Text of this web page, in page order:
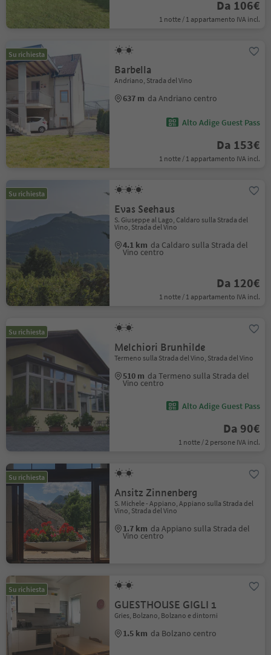
Da 106€
1 notte / 1 appartamento IVA incl.
Su richiesta
Barbella
Andriano, Strada del Vino
637 m da Andriano centro
Alto Adige Guest Pass
Da 153€
1 notte / 1 appartamento IVA incl.
Su richiesta
Evas Seehaus
S. Giuseppe al Lago, Caldaro sulla Strada del
Vino, Strada del Vino
4.1 km da Caldaro sulla Strada del
Vino centro
Da 120€
1 notte / 1 appartamento IVA incl.
Su richiesta
Melchiori Brunhilde
Termeno sulla Strada del Vino, Strada del Vino
510 m da Termeno sulla Strada del
Vino centro
Alto Adige Guest Pass
Da 90€
1 notte / 2 persone IVA incl.
Su richiesta
Ansitz Zinnenberg
S. Michele - Appiano, Appiano sulla Strada del
Vino, Strada del Vino
1.7 km da Appiano sulla Strada del
Vino centro
Su richiesta
GUESTHOUSE GIGLI 1
Gries, Bolzano, Bolzano e dintorni
1.5 km da Bolzano centro